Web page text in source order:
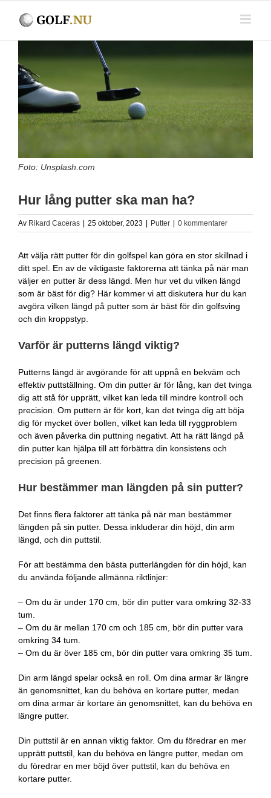
större
bild
Foto: Unsplash.com
Hur lång putter ska man ha?
Av Rikard Caceras 25 oktober, 2023 Putter 0 kommentarer
Att välja rätt putter för din golfspel kan göra en stor skillnad i
ditt spel. En av de viktigaste faktorerna att tänka på när man
väljer en putter är dess längd. Men hur vet du vilken längd
som är bäst för dig? Här kommer vi att diskutera hur du kan
avgöra vilken längd på putter som är bäst för din golfsving
och din kroppstyp.
Varför är putterns längd viktig?
Putterns längd är avgörande för att uppnå en bekväm och
effektiv puttställning. Om din putter är för lång, kan det tvinga
dig att stå för upprätt, vilket kan leda till mindre kontroll och
precision. Om puttern är för kort, kan det tvinga dig att böja
dig för mycket över bollen, vilket kan leda till ryggproblem
och även påverka din puttning negativt. Att ha rätt längd på
din putter kan hjälpa till att förbättra din konsistens och
precision på greenen.
Hur bestämmer man längden på sin putter?
Det finns flera faktorer att tänka på när man bestämmer
längden på sin putter. Dessa inkluderar din höjd, din arm
längd, och din puttstil.
För att bestämma den bästa putterlängden för din höjd, kan
du använda följande allmänna riktlinjer:
– Om du är under 170 cm, bör din putter vara omkring 32-33
tum.
– Om du är mellan 170 cm och 185 cm, bör din putter vara
omkring 34 tum.
– Om du är över 185 cm, bör din putter vara omkring 35 tum.
Din arm längd spelar också en roll. Om dina armar är längre
än genomsnittet, kan du behöva en kortare putter, medan
om dina armar är kortare än genomsnittet, kan du behöva en
längre putter.
Din puttstil är en annan viktig faktor. Om du föredrar en mer
upprätt puttstil, kan du behöva en längre putter, medan om
du föredrar en mer böjd över puttstil, kan du behöva en
kortare putter.